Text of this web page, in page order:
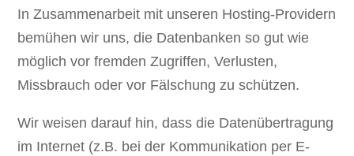
In Zusammenarbeit mit unseren Hosting-Providern
bemühen wir uns, die Datenbanken so gut wie
möglich vor fremden Zugriffen, Verlusten,
Missbrauch oder vor Fälschung zu schützen.
Wir weisen darauf hin, dass die Datenübertragung
im Internet (z.B. bei der Kommunikation per E-